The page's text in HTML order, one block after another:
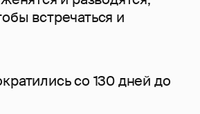
встречаться и
со 130 дней до